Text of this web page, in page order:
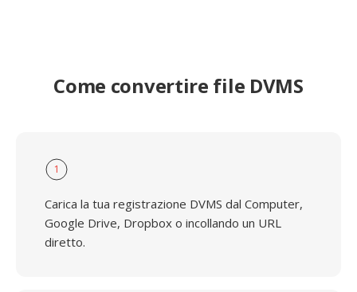
Come convertire file DVMS
1
Carica la tua registrazione DVMS dal Computer,
Google Drive, Dropbox o incollando un URL
diretto.